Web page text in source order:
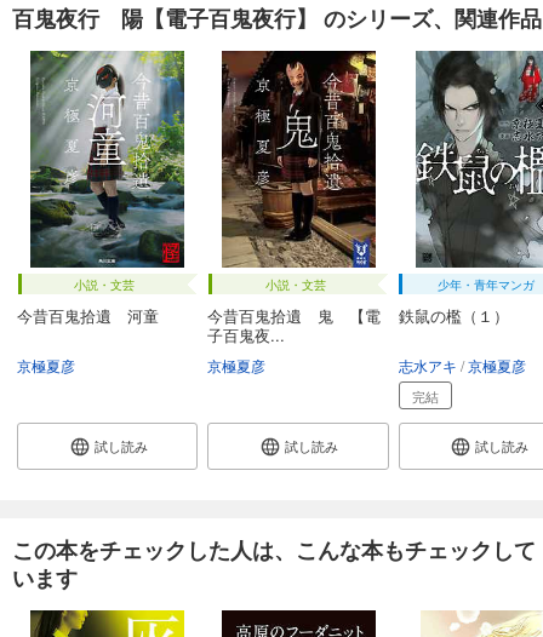
百鬼夜行 陽【電子百鬼夜行】 のシリーズ、関連作品
小説・文芸
今昔百鬼拾遺 河童
京極夏彦
試し読み
小説・文芸
今昔百鬼拾遺 鬼 【電
子百鬼夜...
京極夏彦
試し読み
少年・青年マンガ
鉄鼠の檻（１）
志水アキ 京極夏彦
完結
試し読み
この本をチェックした人は、こんな本もチェックして
います